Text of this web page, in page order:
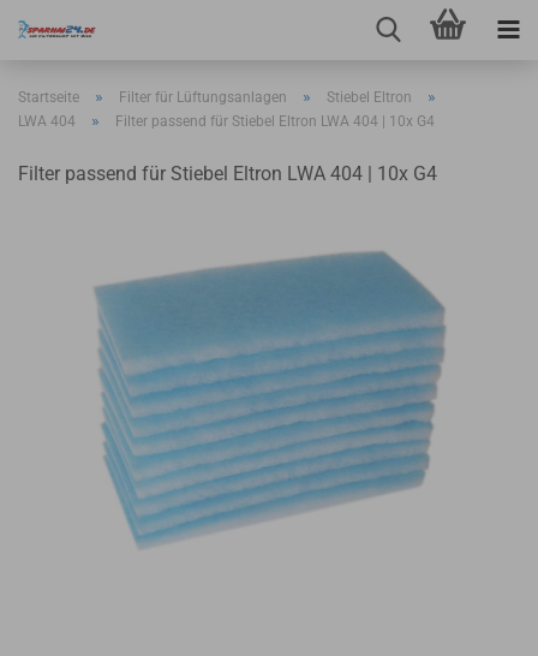
Startseite » Filter für Lüftungsanlagen » Stiebel Eltron »
LWA 404 » Filter passend für Stiebel Eltron LWA 404 | 10x G4
Filter passend für Stiebel Eltron LWA 404 | 10x G4